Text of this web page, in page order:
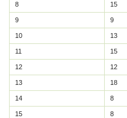
8 15
9 9
10 13
11 15
12 12
13 18
14 8
15 8